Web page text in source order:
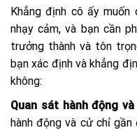
Khẳng định cô ấy
nhạy cảm, và bạn cần
trưởng thành và tôn
bạn xác định và khẳng
không:
Quan sát hành động
hành động và cử chỉ